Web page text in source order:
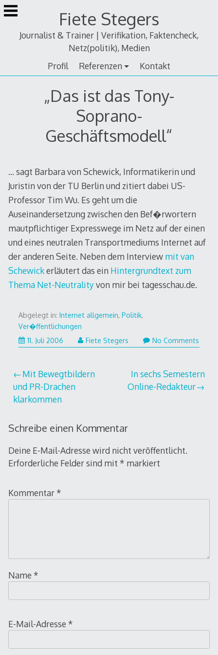
Zum
Inhalt
Fiete Stegers
Journalist & Trainer | Verifikation, Faktencheck,
Netz(politik), Medien
Profil
Referenzen Kontakt
„Das ist das Tony-
Soprano-
Geschäftsmodell“
… sagt Barbara von Schewick, Informatikerin und
Juristin von der TU Berlin und zitiert dabei US-
Professor Tim Wu. Es geht um die
Auseinandersetzung zwischen den Bef�rwortern
mautpflichtiger Expresswege im Netz auf der einen
und eines neutralen Transportmediums Internet auf
der anderen Seite. Neben dem Interview mit van
Schewickerläutert das ein Hintergrundtext zum
Thema Net-Neutralityvon mir bei tagesschau.de.
Abgelegt in: Internet allgemein, Politik,
Ver�ffentlichungen
11. Juli 2006
Fiete Stegers No Comments
Beitragsnavigation
Mit Bewegtbildern
und PR-Drachen
klarkommen
In sechs Semestern
Online-Redakteur
Schreibe einen Kommentar
Deine E-Mail-Adresse wird nicht veröffentlicht.
Erforderliche Felder sind mit * markiert
Kommentar *
Name *
E-Mail-Adresse *